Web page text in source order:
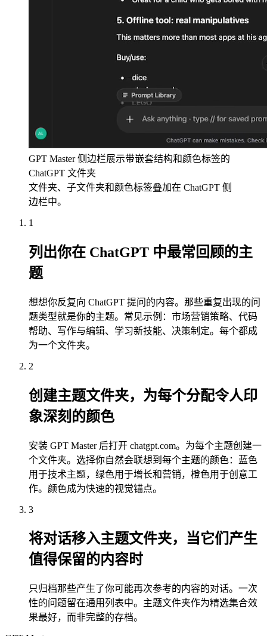
GPT Master 侧边栏展示带嵌套结构和颜色标签的
ChatGPT 文件夹
文件夹、子文件夹和颜色标签叠加在 ChatGPT 侧
边栏中。
1
列出你在 ChatGPT 中最常回顾的主
题
想想你反复向 ChatGPT 提问的内容。那些重复出现的问
题类型就是你的主题。常见示例：市场营销策略、代码
帮助、写作与编辑、学习新技能、决策制定。每个都成
为一个文件夹。
2
创建主题文件夹，为每个分配令人印
象深刻的颜色
安装 GPT Master 后打开 chatgpt.com。为每个主题创建一
个文件夹。选择你自然会联想到每个主题的颜色：蓝色
用于技术主题，绿色用于增长和营销，橙色用于创意工
作。颜色成为快速的视觉锚点。
3
将对话移入主题文件夹，当它们产生
值得保留的内容时
只归档那些产生了你可能再次参考的内容的对话。一次
性的问题留在通用列表中。主题文件夹作为精选集合效
果最好，而非完整的存档。